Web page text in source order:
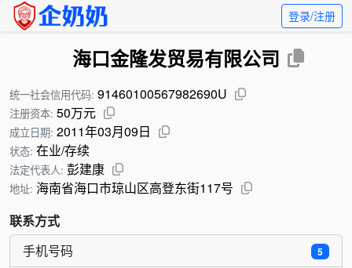
登录/注册
海口金隆发贸易有限公司
统一社会信用代码: 91460100567982690U
注册资本: 50万元
成立日期: 2011年03月09日
状态: 在业/存续
法定代表人: 彭建康
地址: 海南省海口市琼山区高登东街117号
联系方式
5
手机号码